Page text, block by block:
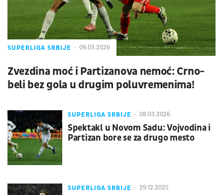
SUPERLIGA SRBIJE 09.03.2026
Zvezdina moć i Partizanova nemoć: Crno-
beli bez gola u drugim poluvremenima!
SUPERLIGA SRBIJE 08.03.2026
Spektakl u Novom Sadu: Vojvodina i
Partizan bore se za drugo mesto
SUPERLIGA SRBIJE 29.12.2025